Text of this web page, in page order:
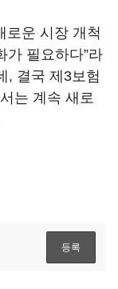
로운 시장 개척
가 필요하다”라
, 결국 제3보험
는 계속 새로